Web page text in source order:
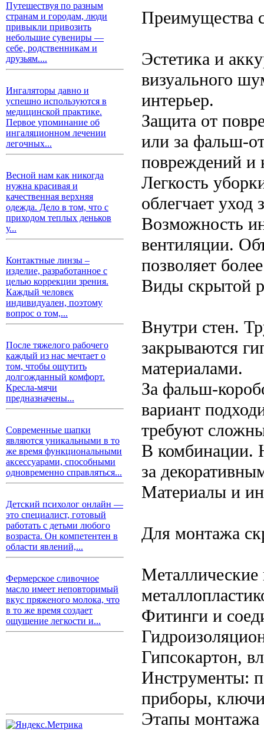
Путешествуя по разным
странам и городам, люди
привыкли привозить
небольшие сувениры —
себе, родственникам и
друзьям....
Ингаляторы давно и
успешно используются в
медицинской практике.
Первое упоминание об
ингаляционном лечении
легочных...
Весной нам как никогда
нужна красивая и
качественная верхняя
одежда. Дело в том, что с
приходом теплых деньков
у...
Контактные линзы –
изделие, разработанное с
целью коррекции зрения.
Каждый человек
индивидуален, поэтому
вопрос о том,...
После тяжелого рабочего
каждый из нас мечтает о
том, чтобы ощутить
долгожданный комфорт.
Кресла-мячи
предназначены...
Современные шапки
являются уникальными в то
же время функциональными
аксессуарами, способными
одновременно справляться...
Детский психолог онлайн —
это специалист, готовый
работать с детьми любого
возраста. Он компетентен в
области явлений,...
Фермерское сливочное
масло имеет неповторимый
вкус пряженого молока, что
в то же время создает
ощущение легкости и...
Преимущества
Эстетика и
визуального
интерьер.
Защита от
или за фальш-
повреждений и
Легкость
облегчает уход
Возможность
вентиляции.
позволяет
Виды скрытой
Внутри стен.
закрываются
материалами.
За фальш-
вариант
требуют
В комбинации.
за
Материалы и
Для монтажа
Фитинги и
Гипсокартон,
Инструменты:
приборы,
Этапы монтажа